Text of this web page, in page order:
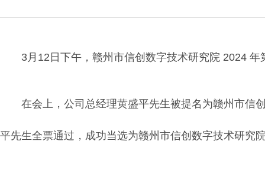
3月12日下午，赣州市信创数字技术研究院 2024
在会上，公司总经理黄盛平先生被提名为赣州市信
平先生全票通过，成功当选为赣州市信创数字技术研究